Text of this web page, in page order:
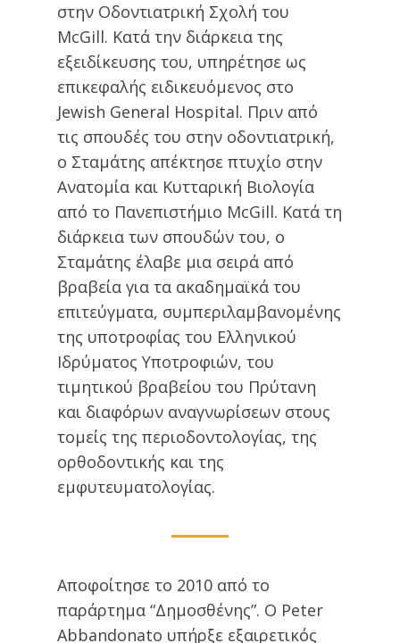
στην Οδοντιατρική Σχολή του
McGill. Κατά την διάρκεια της
εξειδίκευσης του, υπηρέτησε ως
επικεφαλής ειδικευόμενος στο
Jewish General Hospital. Πριν από
τις σπουδές του στην οδοντιατρική,
ο Σταμάτης απέκτησε πτυχίο στην
Ανατομία και Κυτταρική Βιολογία
από το Πανεπιστήμιο McGill. Κατά τη
διάρκεια των σπουδών του, ο
Σταμάτης έλαβε μια σειρά από
βραβεία για τα ακαδημαϊκά του
επιτεύγματα, συμπεριλαμβανομένης
της υποτροφίας του Ελληνικού
Ιδρύματος Υποτροφιών, του
τιμητικού βραβείου του Πρύτανη
και διαφόρων αναγνωρίσεων στους
τομείς της περιοδοντολογίας, της
ορθοδοντικής και της
εμφυτευματολογίας.
Αποφοίτησε το 2010 από το
παράρτημα “Δημοσθένης”. Ο Peter
Abbandonato υπήρξε εξαιρετικός